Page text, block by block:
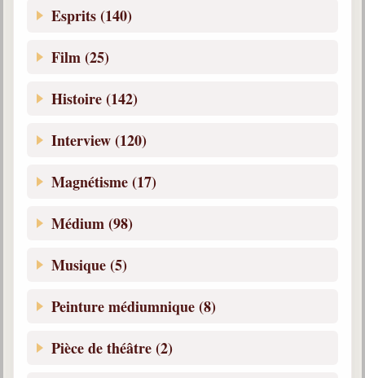
Esprits (140)
Film (25)
Histoire (142)
Interview (120)
Magnétisme (17)
Médium (98)
Musique (5)
Peinture médiumnique (8)
Pièce de théâtre (2)